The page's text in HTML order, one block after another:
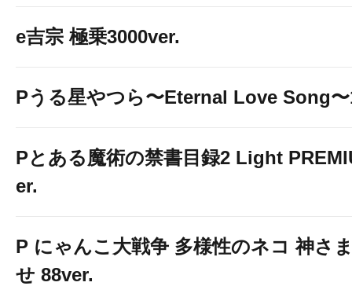
e吉宗 極乗3000ver.
Pうる星やつら〜Eternal Love Song
Pとある魔術の禁書目録2 Light
er.
P にゃんこ大戦争 多様性のネコ 神さ
せ 88ver.